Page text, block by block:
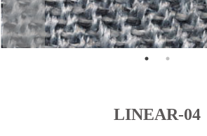
LINEAR-04